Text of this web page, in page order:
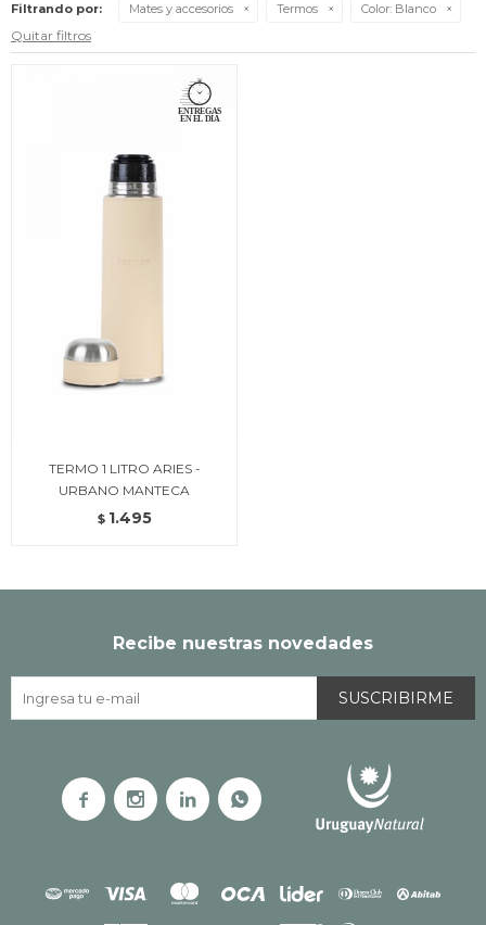
Filtrando por: Mates y accesorios Termos Color: Blanco
Quitar filtros
TERMO 1 LITRO ARIES -
URBANO MANTECA
$ 1.495
Recibe nuestras novedades
SUSCRIBIRME
   